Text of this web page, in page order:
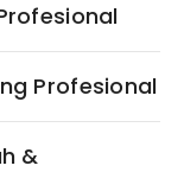
Profesional
&